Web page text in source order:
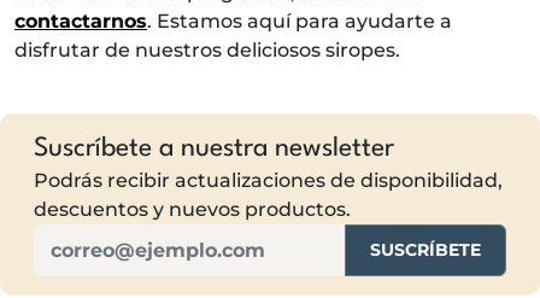
contactarnos. Estamos aquí para ayudarte a
disfrutar de nuestros deliciosos siropes.
Suscríbete a nuestra newsletter
Podrás recibir actualizaciones de disponibilidad,
descuentos y nuevos productos.
SUSCRÍBETE